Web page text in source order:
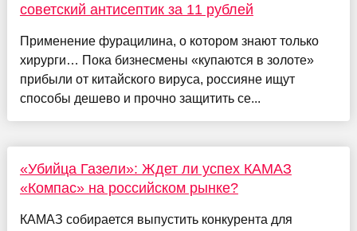
советский антисептик за 11 рублей
Применение фурацилина, о котором знают только
хирурги… Пока бизнесмены «купаются в золоте»
прибыли от китайского вируса, россияне ищут
способы дешево и прочно защитить се...
«Убийца Газели»: Ждет ли успех КАМАЗ
«Компас» на российском рынке?
КАМАЗ собирается выпустить конкурента для